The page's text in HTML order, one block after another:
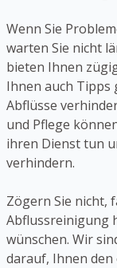
Wenn Sie
warten Sie nicht
bieten Ihnen
Ihnen auch Tipps
Abflüsse
und Pflege
ihren Dienst tun
verhindern.
Zögern Sie nicht,
Abflussreinigung
wünschen. Wir
darauf, Ihnen den